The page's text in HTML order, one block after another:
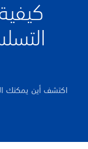
اكتشف أين يمكنك